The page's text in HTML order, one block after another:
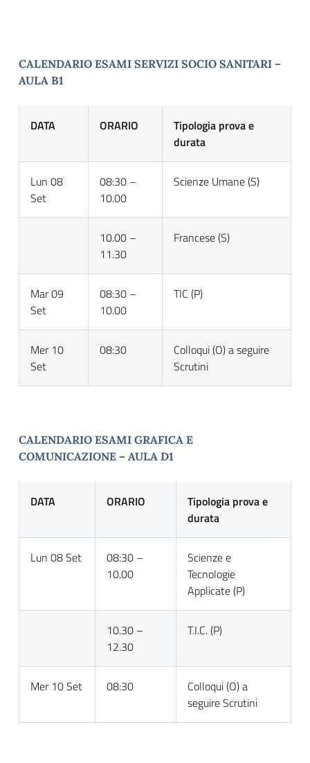
CALENDARIO ESAMI SERVIZI SOCIO SANITARI –
AULA B1
DATA ORARIO
Tipologia prova e
durata
Lun 08
Set
08:30 –
10.00
Scienze Umane (S)
10.00 –
11.30
Francese (S)
Mar 09
Set
08:30 –
10.00
TIC (P)
Mer 10
Set
08:30
Colloqui (O) a seguire
Scrutini
CALENDARIO ESAMI GRAFICA E
COMUNICAZIONE – AULA D1
DATA ORARIO
Tipologia prova e
durata
Lun 08 Set
08:30 –
10.00
Scienze e
Tecnologie
Applicate (P)
10.30 –
12.30
T.I.C. (P)
Mer 10 Set 08:30
Colloqui (O) a
seguire Scrutini